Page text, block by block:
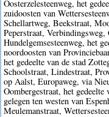
Oosterzelesteenweg, het
zuidoosten van
Schellartweg, Beekstraat,
Peperstraat, Verbindingsweg,
Hundelgemsesteenweg, het
noordoosten van
het gedeelte van de stad
Schoolstraat, Lindestraat,
op Aalst, Europaweg, via
Oombergestraat, het
gelegen ten westen van
Meulemanstraat,